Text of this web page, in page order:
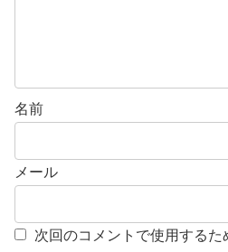
名前
メール
次回のコメントで使用する